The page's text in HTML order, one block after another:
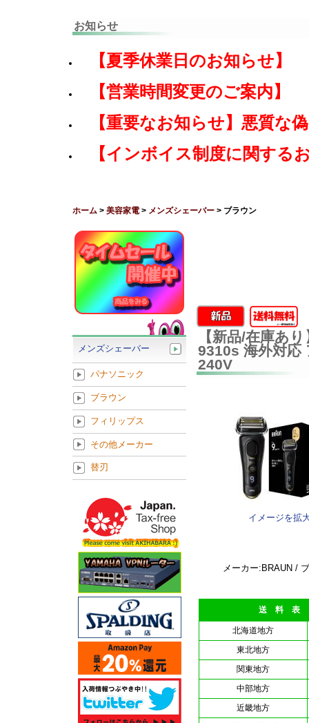
お知らせ
【夏季休業日のお知らせ】
【営業時間変更のご案内】
【重要なお知らせ】悪質な
【インボイス制度に関する
ホーム > 美容家電 > メンズシェーバー > ブラウン
【新品/在庫
9310s 海外対応
240V
イメージを拡
メーカー:BRAUN /
送 料 表
北海道地方
東北地方
関東地方
中部地方
近畿地方
メンズシェーバー
パナソニック
ブラウン
フィリップス
その他メーカー
替刃